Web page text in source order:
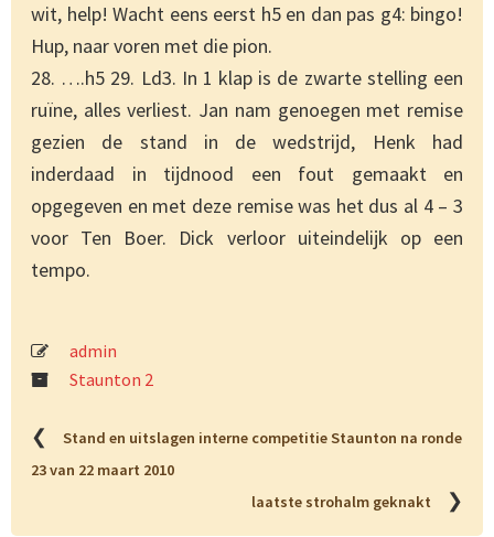
wit, help! Wacht eens eerst h5 en dan pas g4: bingo!
Hup, naar voren met die pion.
28. ….h5 29. Ld3. In 1 klap is de zwarte stelling een
ruïne, alles verliest. Jan nam genoegen met remise
gezien de stand in de wedstrijd, Henk had
inderdaad in tijdnood een fout gemaakt en
opgegeven en met deze remise was het dus al 4 – 3
voor Ten Boer. Dick verloor uiteindelijk op een
tempo.
admin
Staunton 2
❮
Stand en uitslagen interne competitie Staunton na ronde
23 van 22 maart 2010
laatste strohalm geknakt
❯